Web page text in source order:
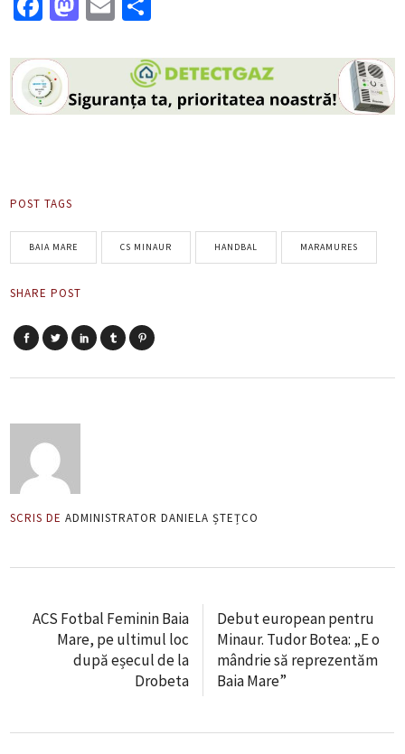
POST TAGS
BAIA MARE CS MINAUR HANDBAL MARAMURES
SHARE POST
SCRIS DE ADMINISTRATOR DANIELA ȘTEȚCO
ACS Fotbal Feminin Baia
Mare, pe ultimul loc
după eșecul de la
Drobeta
Debut european pentru
Minaur. Tudor Botea: „E o
mândrie să reprezentăm
Baia Mare”